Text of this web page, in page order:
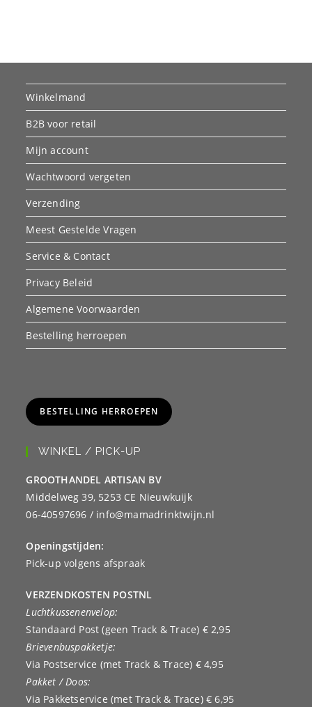
Winkelmand
B2B voor retail
Mijn account
Wachtwoord vergeten
Verzending
Meest Gestelde Vragen
Service & Contact
Privacy Beleid
Algemene Voorwaarden
Bestelling herroepen
BESTELLING HERROEPEN
WINKEL / PICK-UP
GROOTHANDEL ARTISAN BV
Middelweg 39, 5253 CE Nieuwkuijk
06-40597696 / info@mamadrinktwijn.nl
Openingstijden:
Pick-up volgens afspraak
VERZENDKOSTEN POSTNL
Luchtkussenenvelop:
Standaard Post (geen Track & Trace) € 2,95
Brievenbuspakketje:
Via Postservice (met Track & Trace) € 4,95
Pakket / Doos:
Via Pakketservice (met Track & Trace) € 6,95